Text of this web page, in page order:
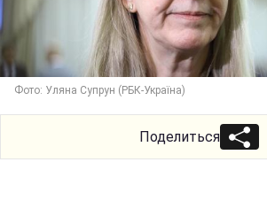
Фото: Уляна Супрун (РБК-Україна)
Поделиться